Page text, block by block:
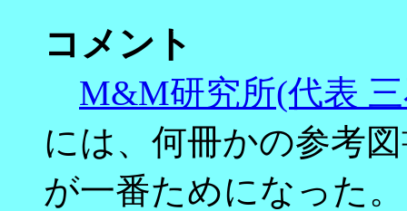
コメント
M&M研究所(代表
には、何冊かの参考
が一番ためになった